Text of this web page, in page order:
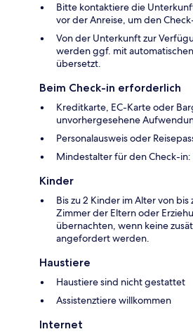
Bitte kontaktiere die
vor der Anreise, um den
Von der Unterkunft zur
werden ggf. mit
übersetzt.
Beim Check-in erforderlich
Kreditkarte, EC-Karte oder
unvorhergesehene
Personalausweis oder
Mindestalter für den Check-in:
Kinder
Bis zu 2 Kinder im Alter von
Zimmer der Eltern oder
übernachten, wenn keine
angefordert werden.
Haustiere
Haustiere sind nicht gestattet
Assistenztiere willkommen
Internet